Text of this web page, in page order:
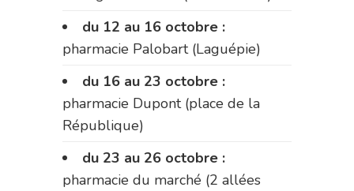
du 12 au 16 octobre :
pharmacie Palobart (Laguépie)
du 16 au 23 octobre :
pharmacie Dupont (place de la
République)
du 23 au 26 octobre :
pharmacie du marché (2 allées